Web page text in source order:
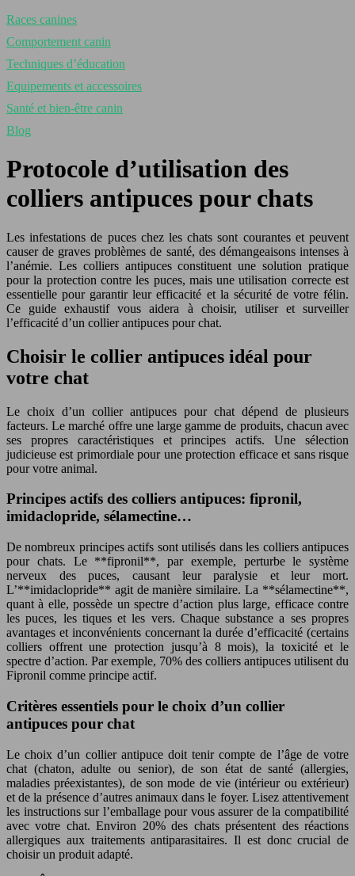
Races canines
Comportement canin
Techniques d’éducation
Equipements et accessoires
Santé et bien-être canin
Blog
Protocole d’utilisation des
colliers antipuces pour chats
Les infestations de puces chez les chats sont courantes et peuvent
causer de graves problèmes de santé, des démangeaisons intenses à
l’anémie. Les colliers antipuces constituent une solution pratique
pour la protection contre les puces, mais une utilisation correcte est
essentielle pour garantir leur efficacité et la sécurité de votre félin.
Ce guide exhaustif vous aidera à choisir, utiliser et surveiller
l’efficacité d’un collier antipuces pour chat.
Choisir le collier antipuces idéal pour
votre chat
Le choix d’un collier antipuces pour chat dépend de plusieurs
facteurs. Le marché offre une large gamme de produits, chacun avec
ses propres caractéristiques et principes actifs. Une sélection
judicieuse est primordiale pour une protection efficace et sans risque
pour votre animal.
Principes actifs des colliers antipuces: fipronil,
imidaclopride, sélamectine…
De nombreux principes actifs sont utilisés dans les colliers antipuces
pour chats. Le **fipronil**, par exemple, perturbe le système
nerveux des puces, causant leur paralysie et leur mort.
L’**imidaclopride** agit de manière similaire. La **sélamectine**,
quant à elle, possède un spectre d’action plus large, efficace contre
les puces, les tiques et les vers. Chaque substance a ses propres
avantages et inconvénients concernant la durée d’efficacité (certains
colliers offrent une protection jusqu’à 8 mois), la toxicité et le
spectre d’action. Par exemple, 70% des colliers antipuces utilisent du
Fipronil comme principe actif.
Critères essentiels pour le choix d’un collier
antipuces pour chat
Le choix d’un collier antipuce doit tenir compte de l’âge de votre
chat (chaton, adulte ou senior), de son état de santé (allergies,
maladies préexistantes), de son mode de vie (intérieur ou extérieur)
et de la présence d’autres animaux dans le foyer. Lisez attentivement
les instructions sur l’emballage pour vous assurer de la compatibilité
avec votre chat. Environ 20% des chats présentent des réactions
allergiques aux traitements antiparasitaires. Il est donc crucial de
choisir un produit adapté.